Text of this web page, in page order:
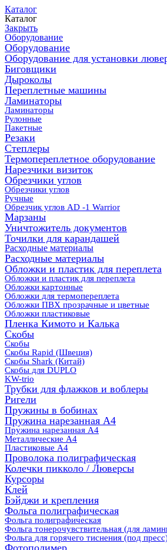
Каталог
Каталог
Закрыть
Оборудование
Оборудование
Оборудование для установки
Биговщики
Дыроколы
Переплетные машины
Ламинаторы
Ламинаторы
Рулонные
Пакетные
Резаки
Степлеры
Термопереплетное оборудование
Нарезчики визиток
Обрезчики углов
Обрезчики углов
Ручные
Обрезчик углов AD -1 Warrior
Марзаны
Уничтожитель документов
Точилки для карандашей
Расходные материалы
Расходные материалы
Обложки и пластик для переплета
Обложки и пластик для переплета
Обложки картонные
Обложки для термопереплета
Обложки ПВХ прозрачные и цветные
Обложки пластиковые
Пленка Кимото и Калька
Скобы
Скобы
Скобы Rapid (Швеция)
Скобы Shark (Китай)
Скобы для DUPLO
KW-trio
Трубки для флажков и воблеры
Ригели
Пружины в бобинах
Пружина нарезанная А4
Пружина нарезанная А4
Металлические А4
Пластиковые А4
Проволока полиграфическая
Колечки пикколо / Люверсы
Курсоры
Клей
Бэйджи и крепления
Фольга полиграфическая
Фольга полиграфическая
Фольга тонерочувствительная (для
Фольга для горячего тиснения (под
Фотополимер